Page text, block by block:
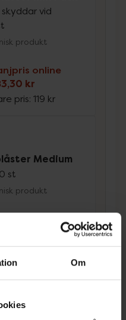
Om
vid
produkt
online
kr
pris: 119 kr
Medium
st
produkt
pris:119 kr